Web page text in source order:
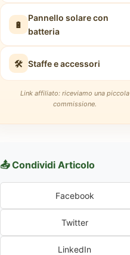
🔋
Pannello solare con
batteria
🛠️ Staffe e accessori
Link affiliato: riceviamo una piccola
commissione.
📤 Condividi Articolo
Facebook
Twitter
LinkedIn